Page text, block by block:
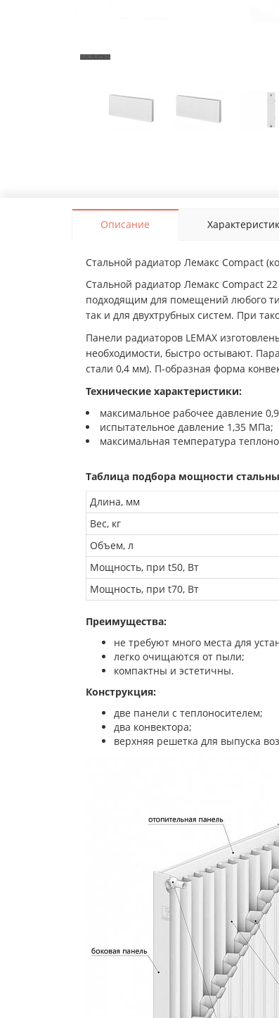
Описание
Стальной радиатор Лемакс Compact
Стальной радиатор Лемакс Compact
подходящим для помещений любого
так и для двухтрубных систем. При
Панели радиаторов LEMAX
необходимости, быстро остывают.
стали 0,4 мм). П-образная форма
Технические характеристики:
максимальное рабочее давление
испытательное давление 1,35 МПа;
максимальная температура
Таблица подбора мощности
Длина, мм
Вес, кг
Объем, л
Мощность, при t50, Вт
Мощность, при t70, Вт
Преимущества:
не требуют много места для
легко очищаются от пыли;
компактны и эстетичны.
Конструкция:
две панели с теплоносителем;
два конвектора;
верхняя решетка для выпуска